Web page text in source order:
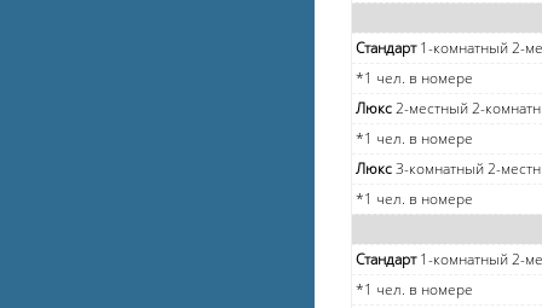
Стандарт1-комнатный 2-
*1 чел. в номере
Люкс2-местный 2-
*1 чел. в номере
Люкс3-комнатный 2-
*1 чел. в номере
Стандарт1-комнатный 2-
*1 чел. в номере